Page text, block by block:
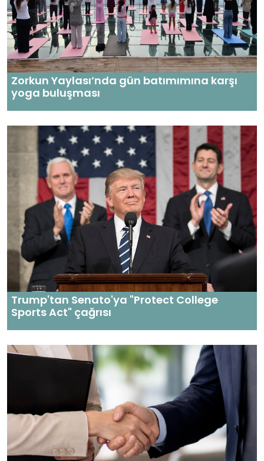
Zorkun Yaylası’nda gün batımımına karşı
yoga buluşması
Trump'tan Senato'ya "Protect College
Sports Act" çağrısı